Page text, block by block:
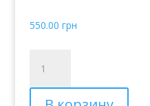
550.00 грн
товара
Шампунь